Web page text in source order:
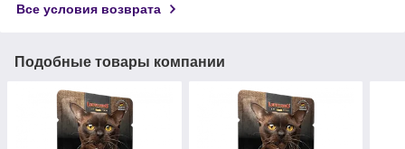
Все условия возврата
Подобные товары компании